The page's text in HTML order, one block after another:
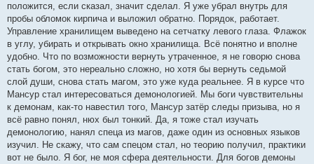
положится, если сказал, значит сделал. Я уже убрал внутрь для
пробы обломок кирпича и выложил обратно. Порядок, работает.
Управление хранилищем выведено на сетчатку левого глаза. Флажок
в углу, убирать и открывать окно хранилища. Всё понятно и вполне
удобно. Что по возможности вернуть утраченное, я не говорю снова
стать богом, это нереально сложно, но хотя бы вернуть седьмой
слой души, снова стать магом, это уже куда реальнее. Я в курсе что
Мансур стал интересоваться демонологией. Мы боги чувствительны
к демонам, как-то навестил того, Мансур затёр следы призыва, но я
всё равно понял, нюх был тонкий. Да, я тоже стал изучать
демонологию, нанял спеца из магов, даже один из основных языков
изучил. Не скажу, что сам спецом стал, но теорию получил, практики
вот не было. Я бог, не моя сфера деятельности. Для богов демоны